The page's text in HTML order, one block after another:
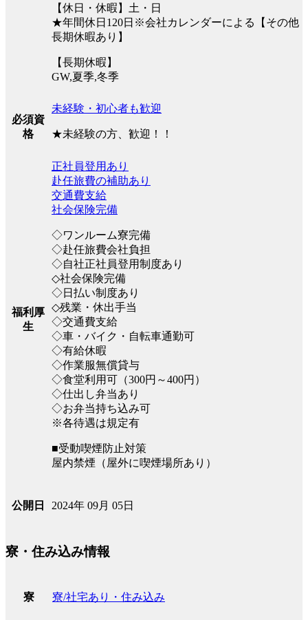
【休日・休暇】土・日
★年間休日120日※会社カレンダーによる【その他
長期休暇あり】
【長期休暇】
GW,夏季,冬季
必須資
格
未経験・初心者も歓迎
★未経験の方、歓迎！！
福利厚
生
正社員登用あり
赴任旅費の補助あり
交通費支給
社会保険完備
◇ワンルーム寮完備
◇赴任旅費会社負担
◇自社正社員登用制度あり
◇社会保険完備
◇日払い制度あり
◇残業・休出手当
◇交通費支給
◇車・バイク・自転車通勤可
◇有給休暇
◇作業服無償貸与
◇食堂利用可（300円～400円）
◇仕出し弁当あり
◇お弁当持ち込み可
※各待遇は規定有
■受動喫煙防止対策
屋内禁煙（屋外に喫煙場所あり）
公開日 2024年 09月 05日
寮・住み込み情報
寮 寮/社宅あり・住み込み